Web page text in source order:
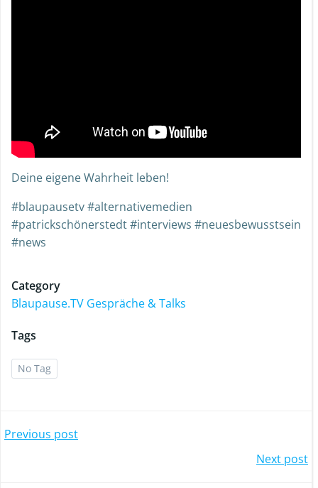
Deine eigene Wahrheit leben!
#blaupausetv #alternativemedien
#patrickschönerstedt #interviews #neuesbewusstsein
#news
Category
Blaupause.TV Gespräche & Talks
Tags
No Tag
Previous post
Next post